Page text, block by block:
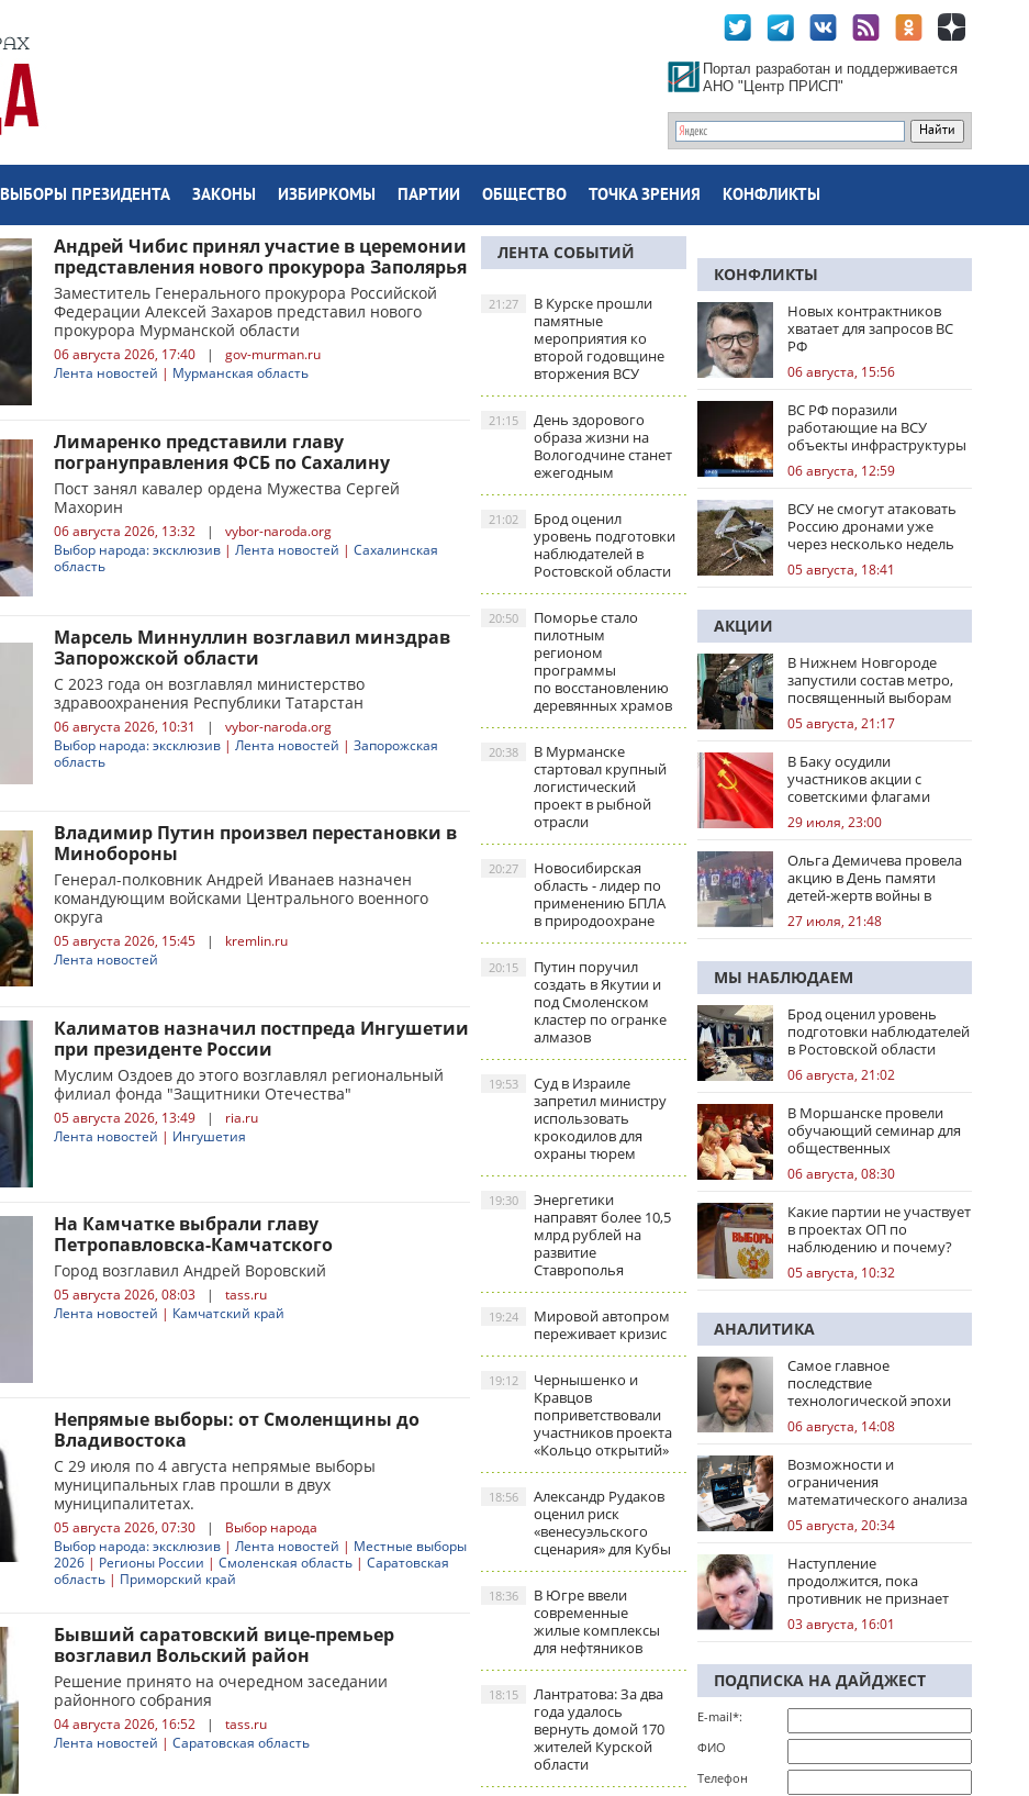
Портал разработан и поддерживается
АНО "Центр ПРИСП"
ВЫБОРЫ ПРЕЗИДЕНТА ЗАКОНЫ ИЗБИРКОМЫ ПАРТИИ ОБЩЕСТВО ТОЧКА ЗРЕНИЯ КОНФЛИКТЫ
Андрей Чибис принял участие в церемонии
представления нового прокурора Заполярья
Заместитель Генерального прокурора Российской
Федерации Алексей Захаров представил нового
прокурора Мурманской области
06 августа 2026, 17:40 |
gov-murman.ru
Лента новостей | Мурманская область
Лимаренко представили главу
погрануправления ФСБ по Сахалину
Пост занял кавалер ордена Мужества Сергей
Махорин
06 августа 2026, 13:32 |
vybor-naroda.org
Выбор народа: эксклюзив | Лента новостей | Сахалинская
область
Марсель Миннуллин возглавил минздрав
Запорожской области
С 2023 года он возглавлял министерство
здравоохранения Республики Татарстан
06 августа 2026, 10:31 |
vybor-naroda.org
Выбор народа: эксклюзив | Лента новостей | Запорожская
область
Владимир Путин произвел перестановки в
Минобороны
Генерал-полковник Андрей Иванаев назначен
командующим войсками Центрального военного
округа
05 августа 2026, 15:45 |
kremlin.ru
Лента новостей
Калиматов назначил постпреда Ингушетии
при президенте России
Муслим Оздоев до этого возглавлял региональный
филиал фонда "Защитники Отечества"
05 августа 2026, 13:49 |
ria.ru
Лента новостей | Ингушетия
На Камчатке выбрали главу
Петропавловска-Камчатского
Город возглавил Андрей Воровский
05 августа 2026, 08:03 |
tass.ru
Лента новостей | Камчатский край
Непрямые выборы: от Смоленщины до
Владивостока
С 29 июля по 4 августа непрямые выборы
муниципальных глав прошли в двух
муниципалитетах.
05 августа 2026, 07:30 |
Выбор народа
Выбор народа: эксклюзив | Лента новостей | Местные выборы
2026 | Регионы России | Смоленская область | Саратовская
область | Приморский край
Бывший саратовский вице-премьер
возглавил Вольский район
Решение принято на очередном заседании
районного собрания
04 августа 2026, 16:52 |
tass.ru
Лента новостей | Саратовская область
ЛЕНТА СОБЫТИЙ
В Курске прошли
памятные
мероприятия ко
второй годовщине
вторжения ВСУ
21:27
День здорового
образа жизни на
Вологодчине станет
ежегодным
21:15
Брод оценил
уровень подготовки
наблюдателей в
Ростовской области
21:02
Поморье стало
пилотным
регионом
программы
по восстановлению
деревянных храмов
20:50
В Мурманске
стартовал крупный
логистический
проект в рыбной
отрасли
20:38
Новосибирская
область - лидер по
применению БПЛА
в природоохране
20:27
Путин поручил
создать в Якутии и
под Смоленском
кластер по огранке
алмазов
20:15
Суд в Израиле
запретил министру
использовать
крокодилов для
охраны тюрем
19:53
Энергетики
направят более 10,5
млрд рублей на
развитие
Ставрополья
19:30
Мировой автопром
переживает кризис
19:24
Чернышенко и
Кравцов
поприветствовали
участников проекта
«Кольцо открытий»
19:12
Александр Рудаков
оценил риск
«венесуэльского
сценария» для Кубы
18:56
В Югре ввели
современные
жилые комплексы
для нефтяников
18:36
Лантратова: За два
года удалось
вернуть домой 170
жителей Курской
области
18:15
КОНФЛИКТЫ
Новых контрактников
хватает для запросов ВС
РФ
06 августа, 15:56
ВС РФ поразили
работающие на ВСУ
объекты инфраструктуры
и центры логистики
06 августа, 12:59
ВСУ не смогут атаковать
Россию дронами уже
через несколько недель
05 августа, 18:41
АКЦИИ
В Нижнем Новгороде
запустили состав метро,
посвященный выборам
05 августа, 21:17
В Баку осудили
участников акции с
советскими флагами
29 июля, 23:00
Ольга Демичева провела
акцию в День памяти
детей-жертв войны в
Донбассе
27 июля, 21:48
МЫ НАБЛЮДАЕМ
Брод оценил уровень
подготовки наблюдателей
в Ростовской области
06 августа, 21:02
В Моршанске провели
обучающий семинар для
общественных
наблюдателей
06 августа, 08:30
Какие партии не участвует
в проектах ОП по
наблюдению и почему?
05 августа, 10:32
АНАЛИТИКА
Самое главное
последствие
технологической эпохи
06 августа, 14:08
Возможности и
ограничения
математического анализа
избирательных кампаний
05 августа, 20:34
Наступление
продолжится, пока
противник не признает
стратегическое
поражение
03 августа, 16:01
ПОДПИСКА НА ДАЙДЖЕСТ
E-mail*:
ФИО
Телефон